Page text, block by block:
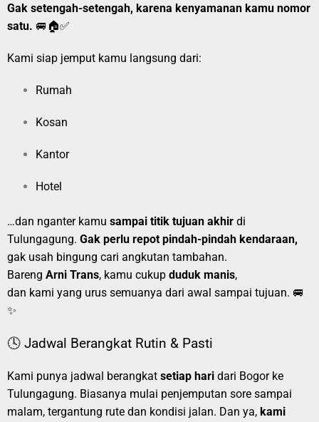
Gak setengah-setengah, karena kenyamanan kamu nomor
satu. 🚐🏠✅
Kami siap jemput kamu langsung dari:
Rumah
Kosan
Kantor
Hotel
…dan nganter kamu sampai titik tujuan akhir di
Tulungagung. Gak perlu repot pindah-pindah kendaraan,
gak usah bingung cari angkutan tambahan.
Bareng Arni Trans, kamu cukup duduk manis,
dan kami yang urus semuanya dari awal sampai tujuan. 🚐
✨
🕓 Jadwal Berangkat Rutin & Pasti
Kami punya jadwal berangkat setiap hari dari Bogor ke
Tulungagung. Biasanya mulai penjemputan sore sampai
malam, tergantung rute dan kondisi jalan. Dan ya, kami